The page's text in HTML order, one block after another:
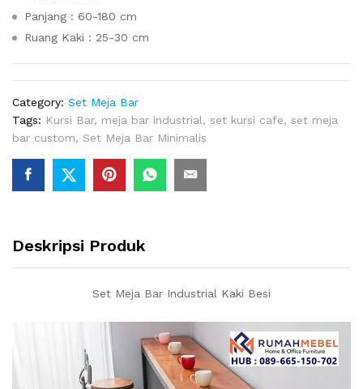
Panjang : 60-180 cm
Ruang Kaki : 25-30 cm
Category: Set Meja Bar
Tags: Kursi Bar, meja bar industrial, set kursi cafe, set meja
bar custom, Set Meja Bar Minimalis
Deskripsi Produk
Set Meja Bar Industrial Kaki Besi